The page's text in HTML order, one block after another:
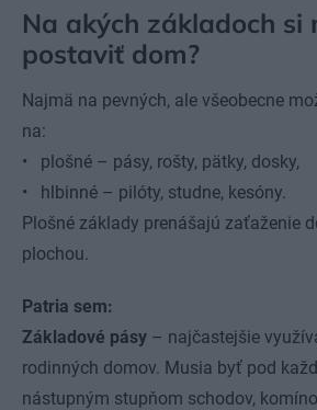
Na akých základoch si
postaviť dom?
Najmä na pevných, ale všeobecne
na:
• plošné – pásy, rošty, pätky, dosky,
• hlbinné – pilóty, studne, kesóny.
Plošné základy prenášajú zaťaženie
plochou.
Patria sem:
Základové pásy – najčastejšie
rodinných domov. Musia byť pod
nástupným stupňom schodov,